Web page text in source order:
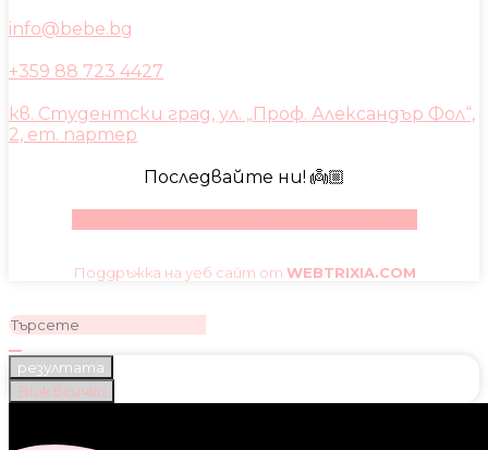
info@bebe.bg
+359 88 723 4427
кв. Студентски град, ул. „Проф. Александър Фол“,
2, ет. партер
Последвайте ни! 👼🏼
Поддръжка на уеб сайт от WEBTRIXIA.COM
резултата
Виж всички